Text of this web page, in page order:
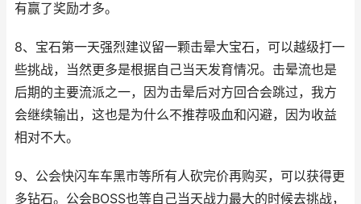
有赢了奖励才多。
8、宝石第一天强烈建议留一颗击晕大宝石，可以越级打一
些挑战，当然更多是根据自己当天发育情况。击晕流也是
后期的主要流派之一，因为击晕后对方回合会跳过，我方
会继续输出，这也是为什么不推荐吸血和闪避，因为收益
相对不大。
9、公会快闪车车黑市等所有人砍完价再购买，可以获得更
多钻石。公会BOSS也等自己当天战力最大的时候去挑战，